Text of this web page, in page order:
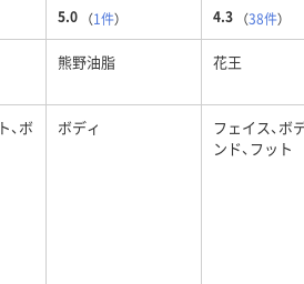
5.0 （1件） 4.3 （38件）
熊野油脂 花王
、ボ
ボディ
フェイス、ボ
ンド、フット